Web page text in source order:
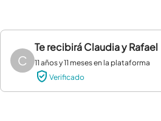
C
Te recibiráClaudia y Rafael
11 años y 11 meses en la plataforma
Verificado